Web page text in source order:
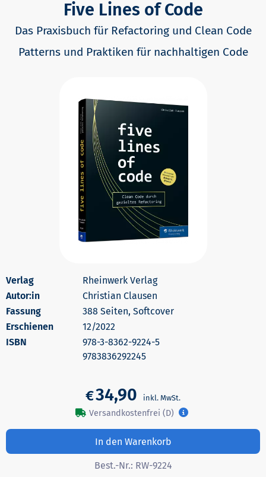
Five Lines of Code
Das Praxisbuch für Refactoring und Clean Code
Patterns und Praktiken für nachhaltigen Code
Rheinwerk Verlag
Autor:in
Christian Clausen
388 Seiten, Softcover
Erschienen
12/2022
978-3-8362-9224-5
9783836292245
€34,90
Versandkostenfrei (D)
In den Warenkorb
Best.-Nr.: RW-9224